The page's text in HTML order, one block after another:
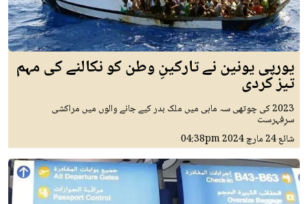
یورپی یونین نے تارکینِ وطن کو نکالنے کی مہم
تیز کردی
2023 کی چوتھی سہ ماہی میں ملک بدر کیے جانے والوں میں مراکشی
سرِفہرست
شائع24 مارچ 2024 04:38pm